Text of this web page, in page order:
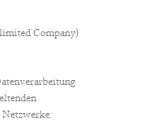
Company)